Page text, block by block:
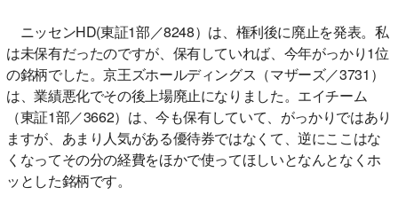
ニッセンHD(東証1部／8248）は、権利後に廃止を発表。私
は未保有だったのですが、保有していれば、今年がっかり1位
の銘柄でした。京王ズホールディングス（マザーズ／3731）
は、業績悪化でその後上場廃止になりました。エイチーム
（東証1部／3662）は、今も保有していて、がっかりではあり
ますが、あまり人気がある優待券ではなくて、逆にここはな
くなってその分の経費をほかで使ってほしいとなんとなくホ
ッとした銘柄です。